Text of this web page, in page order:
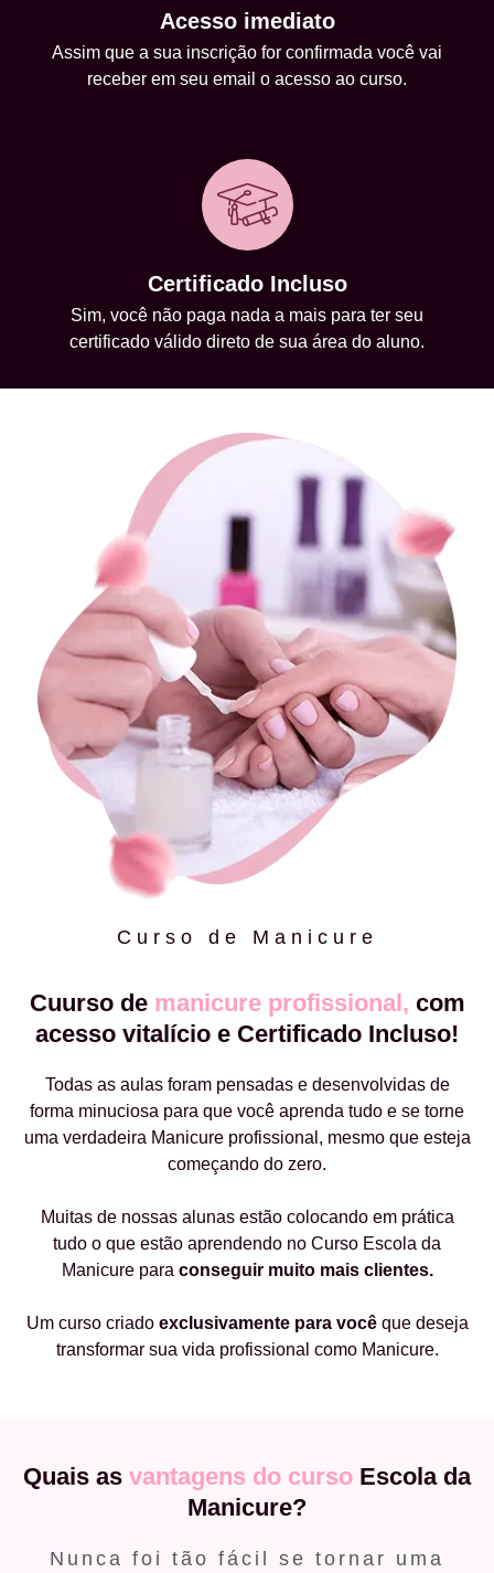
Acesso imediato
Assim que a sua inscrição for confirmada você vai
receber em seu email o acesso ao curso.
Certificado Incluso
Sim, você não paga nada a mais para ter seu
certificado válido direto de sua área do aluno.
Curso de Manicure
Cuurso de manicure profissional, com
acesso vitalício e Certificado Incluso!
Todas as aulas foram pensadas e desenvolvidas de
forma minuciosa para que você aprenda tudo e se torne
uma verdadeira Manicure profissional, mesmo que esteja
começando do zero.
Muitas de nossas alunas estão colocando em prática
tudo o que estão aprendendo no Curso Escola da
Manicure para conseguir muito mais clientes.
Um curso criado exclusivamente para vocêque deseja
transformar sua vida profissional como Manicure.
Quais as vantagens do curso Escola da
Manicure?
Nunca foi tão fácil se tornar uma